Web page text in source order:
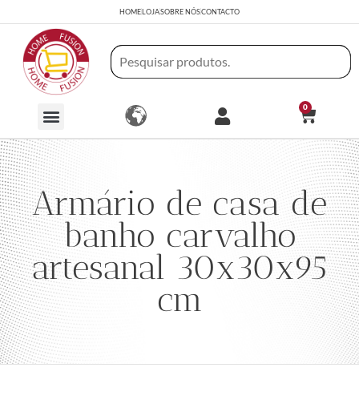
HOMELOJASOBRE NÓSCONTACTO
0
Armário de casa de
banho carvalho
artesanal 30x30x95
cm